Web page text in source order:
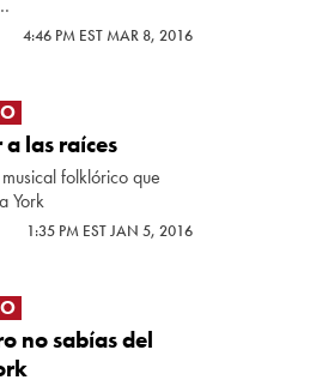
4:46 PM EST MAR 8, 2016
las raíces
folklórico que
York
1:35 PM EST JAN 5, 2016
no sabías del